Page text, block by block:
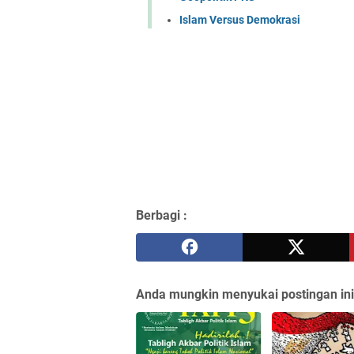
Islam Versus Demokrasi
Berbagi :
Anda mungkin menyukai postingan